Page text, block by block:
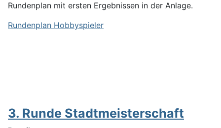
Rundenplan mit ersten Ergebnissen in der Anlage.
Rundenplan Hobbyspieler
3. Runde Stadtmeisterschaft